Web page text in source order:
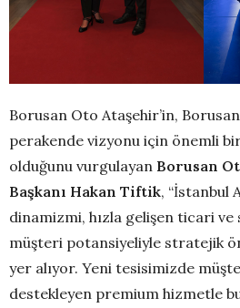
Borusan Oto Ataşehir’in,
perakende vizyonu için önemli
olduğunu vurgulayan Borusan
Başkanı Hakan Tiftik, “İstanbul
dinamizmi, hızla gelişen ticari ve
müşteri potansiyeliyle stratejik
yer alıyor. Yeni tesisimizde
destekleyen premium hizmetle